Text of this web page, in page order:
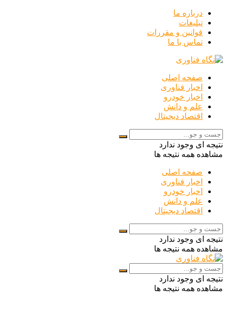
درباره ما
تبلیغات
قوانین و مقررات
تماس با ما
صفحه اصلی
اخبار فناوری
اخبار خودرو
علم و دانش
اقتصاد دیجیتال
نتیجه ای وجود ندارد
مشاهده همه نتیجه ها
صفحه اصلی
اخبار فناوری
اخبار خودرو
علم و دانش
اقتصاد دیجیتال
نتیجه ای وجود ندارد
مشاهده همه نتیجه ها
نتیجه ای وجود ندارد
مشاهده همه نتیجه ها